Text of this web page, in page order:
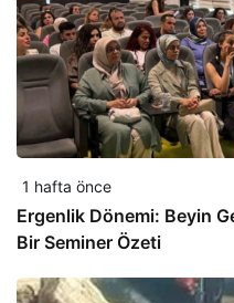
1 hafta önce
Ergenlik Dönemi: Beyin
Bir Seminer Özeti